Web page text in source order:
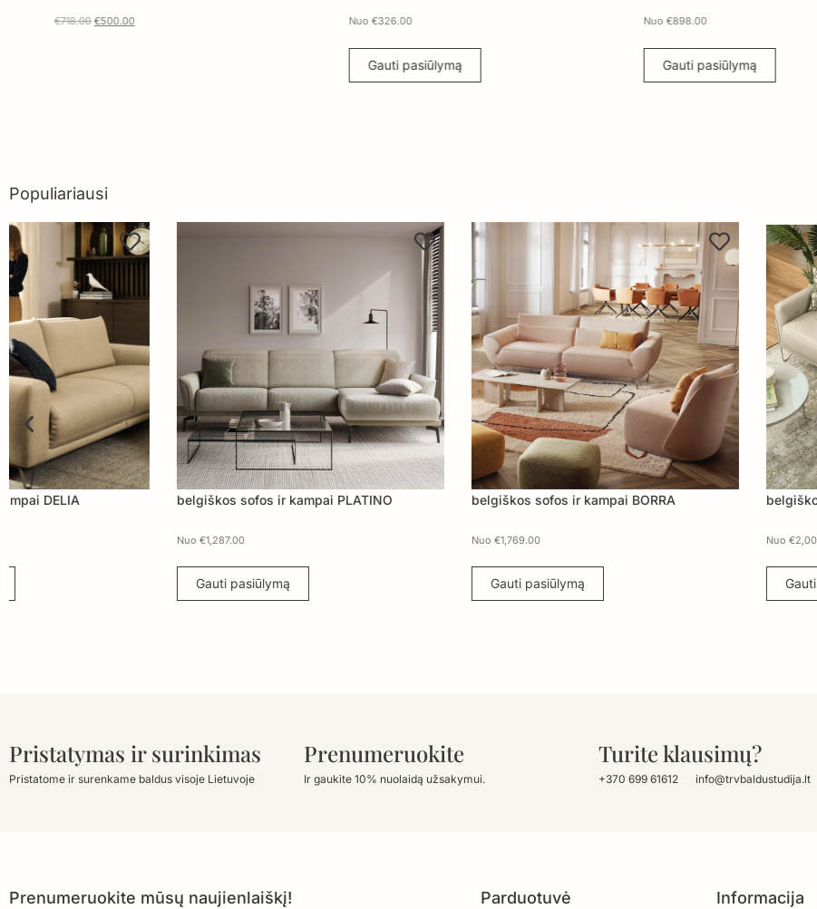
€500.00 326.00
Gauti pasiūlymą
898.00
Gauti pasiūlymą
Populiariausi
belgiškos sofos ir kampai PLATINO belgiškos sofos ir kampai BORRA belgiškos sofos ir kampai MILLER
Pristatymas ir surinkimas
Pristatome ir surenkame baldus visoje Lietuvoje
Prenumeruokite
Ir gaukite 10% nuolaidą užsakymui.
Turite klausimų?
+370 699 61612 info@trvbaldustudija.lt
Prenumeruokite mūsų naujienlaiškį! Parduotuvė Informacija